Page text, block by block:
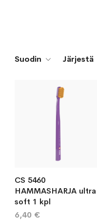
Suodin Järjestä
CS 5460
HAMMASHARJA ultra
soft 1 kpl
6,40 €